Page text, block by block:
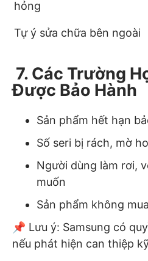
hỏng
Tự ý sửa chữa bên ngoài
7. Các Trường
Được Bảo Hành
Sản phẩm hết hạn
Số seri bị rách, mờ
Người dùng làm rơi,
muốn
Sản phẩm không
📌 Lưu ý: Samsung có
nếu phát hiện can thiệp